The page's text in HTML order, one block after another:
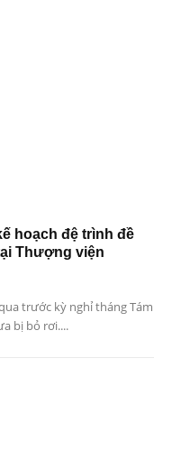
hoạch đệ trình đề
Thượng viện
trước kỳ nghỉ tháng Tám
bị bỏ rơi....